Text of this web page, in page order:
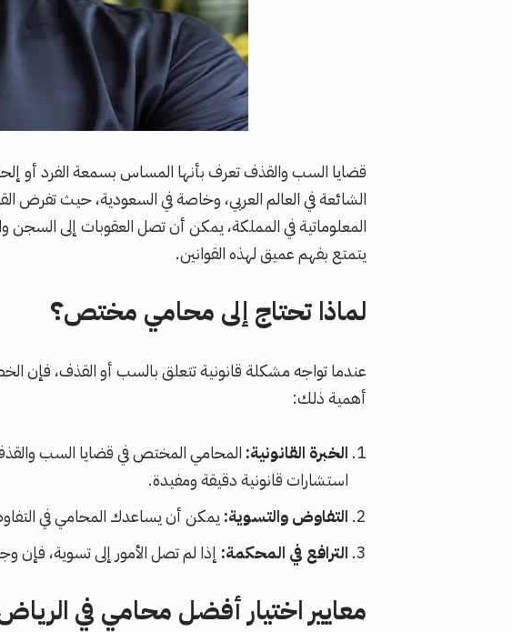
قضايا السب والقذف تعرف بأنها المساس بسمعة الفرد أو
الشائعة في العالم العربي، وخاصة في السعودية، حيث
المعلوماتية في المملكة، يمكن أن تصل العقوبات إلى
يتمتع بفهم عميق لهذه القوانين.
لماذا تحتاج إلى محامي مختص؟
عندما تواجه مشكلة قانونية تتعلق بالسب أو القذف، فإن
أهمية ذلك:
الخبرة القانونية: المحامي المختص في قضايا السب والقذف
استشارات قانونية دقيقة ومفيدة.
التفاوض والتسوية: يمكن أن يساعدك المحامي في
الترافع في المحكمة: إذا لم تصل الأمور إلى تسوية،
معايير اختيار أفضل محامي في